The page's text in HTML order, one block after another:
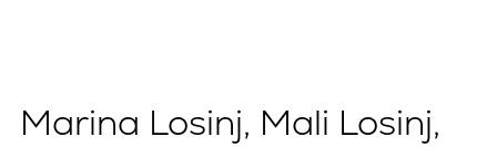
Marina Losinj, Mali Losinj,